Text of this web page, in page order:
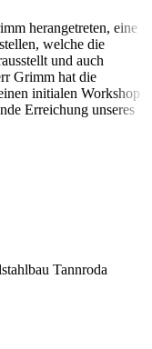
herangetreten, eine
welche die
und auch
Grimm hat die
initialen Workshop
Erreichung unseres
Tannroda